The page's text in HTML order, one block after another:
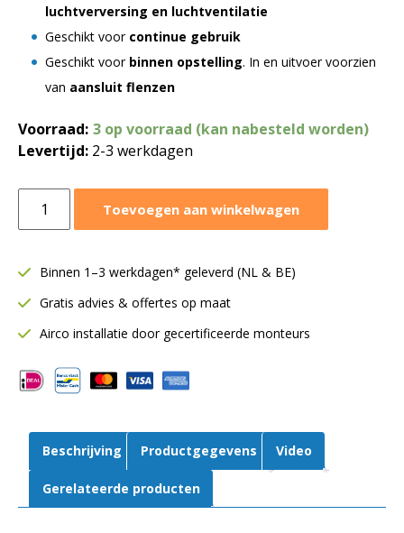
luchtverversing en luchtventilatie
Geschikt voor continue gebruik
Geschikt voor binnen opstelling. In en uitvoer voorzien
van aansluit flenzen
Voorraad: 3 op voorraad (kan nabesteld worden)
Levertijd: 2-3 werkdagen
ventilatorbox
m³/h
Enkelwandig
|
241-
241
Toevoegen aan winkelwagen
Binnen 1–3 werkdagen* geleverd (NL & BE)
Gratis advies & offertes op maat
Airco installatie door gecertificeerde monteurs
Beschrijving Productgegevens Video
Gerelateerde producten